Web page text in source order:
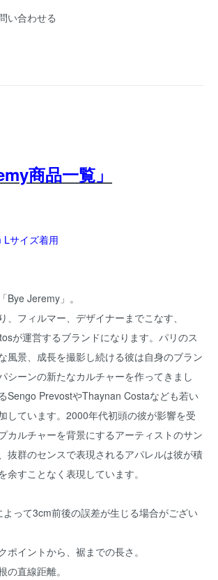
い合わせる
商品一覧」
Lサイズ着用
Bye Jeremy 」。
、フィルマー、デザイナーまでこなす、
が運営するブランドになります。パリのス
風景、成長を撮影し続ける彼は自身のブラン
シーンの新たなカルチャーを作ってきまし
Sengo PrevostやThaynan Costaなども若い
しています。2000年代初頭の彼が影響を受
カルチャーを背景にするアーティストのサン
抜群のセンスで表現されるアパレルは彼が積
余すことなく表現しています。
って3cm前後の誤差が生じる場合がござい
ポイントから、裾までの長さ。
の直線距離。